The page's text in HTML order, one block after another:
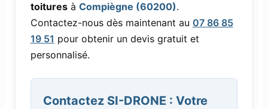
toituresà Compiègne (60200).
Contactez-nous dès maintenant au 07 86 85
19 51 pour obtenir un devis gratuit et
personnalisé.
Contactez SI-DRONE : Votre